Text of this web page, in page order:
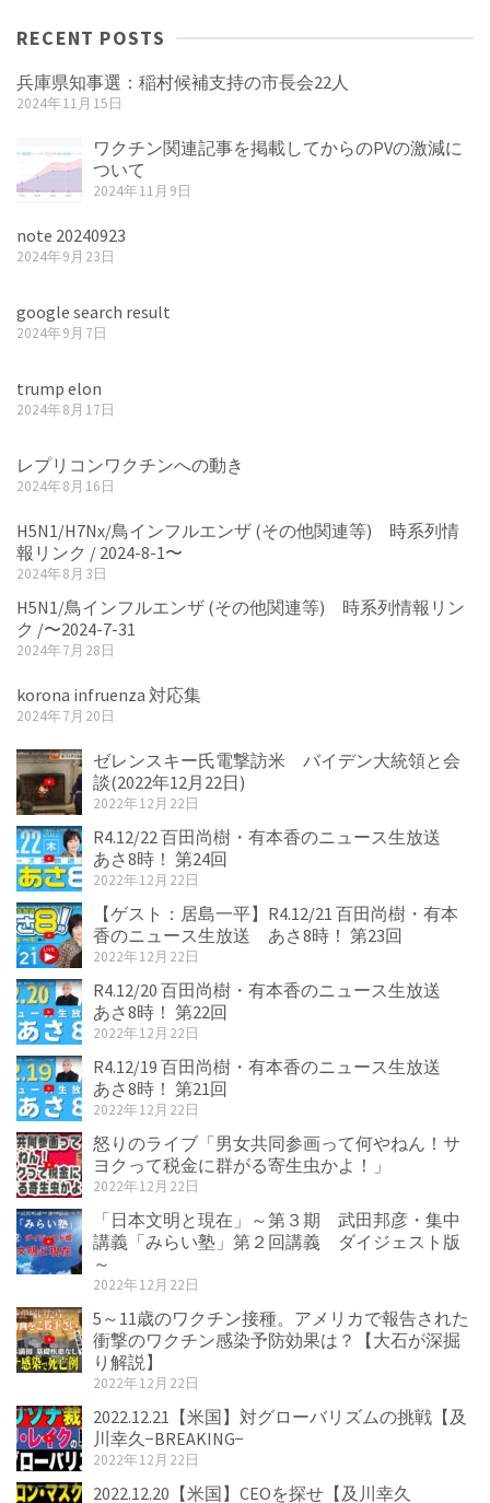
RECENT POSTS
兵庫県知事選：稲村候補支持の市長会22人
2024年11月15日
ワクチン関連記事を掲載してからのPVの激減に
ついて
2024年11月9日
note 20240923
2024年9月23日
google search result
2024年9月7日
trump elon
2024年8月17日
レプリコンワクチンへの動き
2024年8月16日
H5N1/H7Nx/鳥インフルエンザ (その他関連等) 時系列情
報リンク / 2024-8-1〜
2024年8月3日
H5N1/鳥インフルエンザ (その他関連等) 時系列情報リン
ク /〜2024-7-31
2024年7月28日
korona infruenza 対応集
2024年7月20日
ゼレンスキー氏電撃訪米 バイデン大統領と会
談(2022年12月22日)
2022年12月22日
R4.12/22 百田尚樹・有本香のニュース生放送
あさ8時！ 第24回
2022年12月22日
【ゲスト：居島一平】R4.12/21 百田尚樹・有本
香のニュース生放送 あさ8時！ 第23回
2022年12月22日
R4.12/20 百田尚樹・有本香のニュース生放送
あさ8時！ 第22回
2022年12月22日
R4.12/19 百田尚樹・有本香のニュース生放送
あさ8時！ 第21回
2022年12月22日
怒りのライブ「男女共同参画って何やねん！サ
ヨクって税金に群がる寄生虫かよ！」
2022年12月22日
「日本文明と現在」～第３期 武田邦彦・集中
講義「みらい塾」第２回講義 ダイジェスト版
～
2022年12月22日
5～11歳のワクチン接種。アメリカで報告された
衝撃のワクチン感染予防効果は？【大石が深掘
り解説】
2022年12月22日
2022.12.21【米国】対グローバリズムの挑戦【及
川幸久−BREAKING−
2022年12月22日
2022.12.20【米国】CEOを探せ【及川幸久